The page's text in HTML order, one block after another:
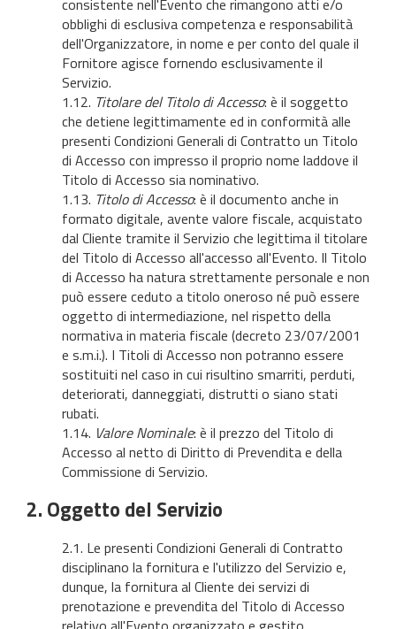
consistente nell'Evento che rimangono atti e/o
obblighi di esclusiva competenza e responsabilità
dell'Organizzatore, in nome e per conto del quale il
Fornitore agisce fornendo esclusivamente il
Servizio.
1.12. Titolare del Titolo di Accesso: è il soggetto
che detiene legittimamente ed in conformità alle
presenti Condizioni Generali di Contratto un Titolo
di Accesso con impresso il proprio nome laddove il
Titolo di Accesso sia nominativo.
1.13. Titolo di Accesso: è il documento anche in
formato digitale, avente valore fiscale, acquistato
dal Cliente tramite il Servizio che legittima il titolare
del Titolo di Accesso all'accesso all'Evento. Il Titolo
di Accesso ha natura strettamente personale e non
può essere ceduto a titolo oneroso né può essere
oggetto di intermediazione, nel rispetto della
normativa in materia fiscale (decreto 23/07/2001
e s.m.i.). I Titoli di Accesso non potranno essere
sostituiti nel caso in cui risultino smarriti, perduti,
deteriorati, danneggiati, distrutti o siano stati
rubati.
1.14. Valore Nominale: è il prezzo del Titolo di
Accesso al netto di Diritto di Prevendita e della
Commissione di Servizio.
2. Oggetto del Servizio
2.1. Le presenti Condizioni Generali di Contratto
disciplinano la fornitura e l'utilizzo del Servizio e,
dunque, la fornitura al Cliente dei servizi di
prenotazione e prevendita del Titolo di Accesso